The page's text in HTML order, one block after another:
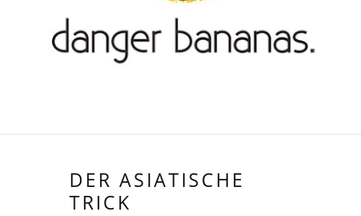
DER ASIATISCHE
TRICK